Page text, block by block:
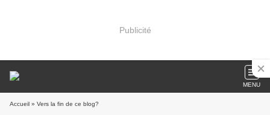
Publicité
MENU
Accueil » Vers la fin de ce blog?